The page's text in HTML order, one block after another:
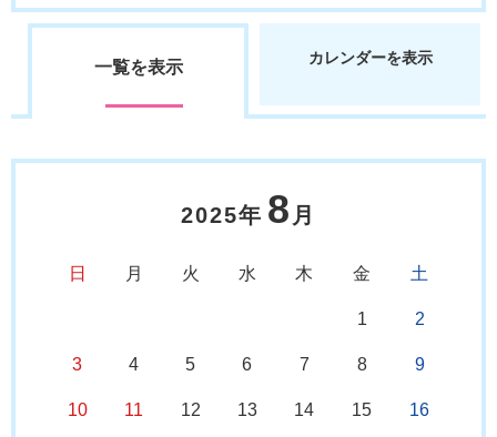
一覧を表示 カレンダーを表示
2025年 8 月
日 月 火 水 木 金 土
1 2
3 4 5 6 7 8 9
10 11 12 13 14 15 16